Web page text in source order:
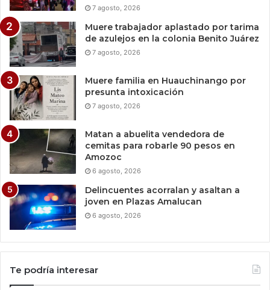
7 agosto, 2026
Muere trabajador aplastado por tarima
de azulejos en la colonia Benito Juárez
7 agosto, 2026
Muere familia en Huauchinango por
presunta intoxicación
7 agosto, 2026
Matan a abuelita vendedora de
cemitas para robarle 90 pesos en
Amozoc
6 agosto, 2026
Delincuentes acorralan y asaltan a
joven en Plazas Amalucan
6 agosto, 2026
Te podría interesar